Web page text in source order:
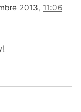
2013, 11:06